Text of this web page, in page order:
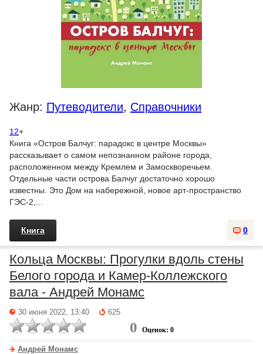
Жанр: Путеводители, Справочники
12+
Книга «Остров Балчуг: парадокс в центре Москвы»
рассказывает о самом непознанном районе города,
расположенном между Кремлем и Замоскворечьем.
Отдельные части острова Балчуг достаточно хорошо
известны. Это Дом на набережной, новое арт-пространство
ГЭС-2,...
0
Книга
Кольца Москвы: Прогулки вдоль стены
Белого города и Камер-Коллежского
вала - Андрей Монамс
30 июня 2022, 13:40 625
0 Оценок: 0
Андрей Монамс